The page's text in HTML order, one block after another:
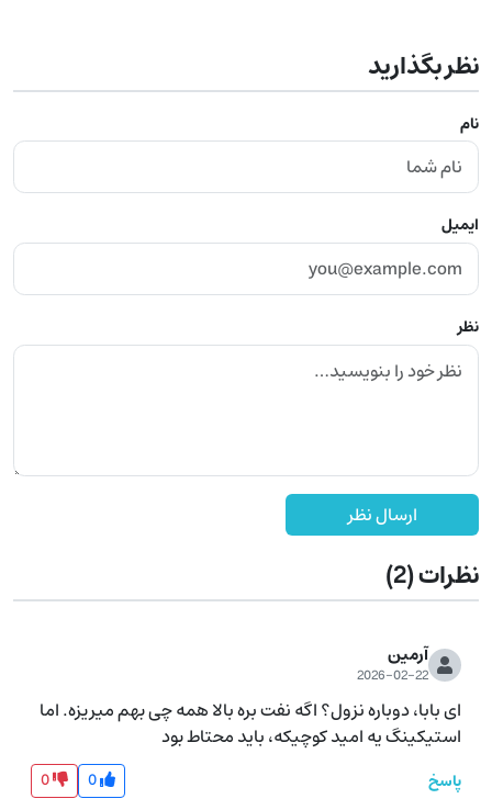
نظر بگذارید
نام
ایمیل
نظر
ارسال نظر
نظرات(2)
آرمین
2026-02-22
استیکینگ یه امید کوچیکه، باید محتاط بود
پاسخ 0
0